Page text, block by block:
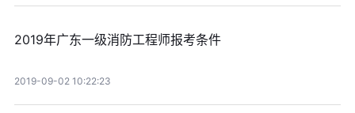
2019年广东一级消防工程师报考条件
2019-09-02 10:22:23